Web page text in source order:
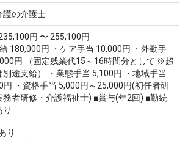
護の介護士
円 〜 255,100円
180,000円 ・ケア手当 10,000円 ・外勤手
円 （固定残業代15～16時間分として ※超
別途支給） ・業態手当 5,100円 ・地域手当
円 ・資格手当 5,000円～25,000円(初任者研
務者研修・介護福祉士) ■賞与(年2回) ■勤続
り
り